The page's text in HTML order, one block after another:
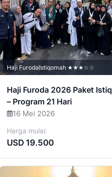
Haji FurodaIstiqomah ★★★☆☆
Haji Furoda 2026 Paket
– Program 21 Hari
16 Mei 2026
Harga mulai:
USD 19.500